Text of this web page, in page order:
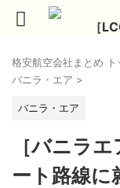
［
格安航空会社まとめ ト
バニラ・エア >
バニラ・エア
［バニラ
ート路線に